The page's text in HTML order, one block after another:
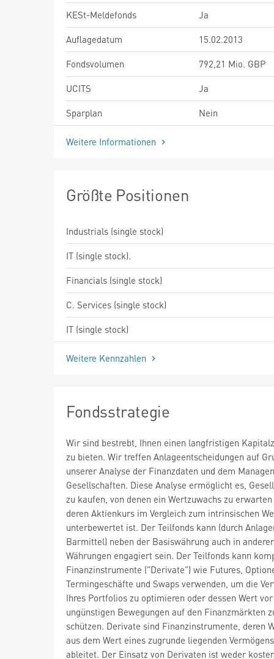
KESt-Meldefonds
Ja
Auflagedatum
15.02.2013
Fondsvolumen
792,21 Mio. GBP
UCITS
Ja
Sparplan
Nein
Weitere Informationen
Größte Positionen
Industrials (single stock)
IT (single stock).
Financials (single stock)
C. Services (single stock)
IT (single stock)
Weitere Kennzahlen
Fondsstrategie
Wir sind bestrebt, Ihnen einen langfristigen
zu bieten. Wir treffen Anlageentscheidungen auf
unserer Analyse der Finanzdaten und dem
Gesellschaften. Diese Analyse ermöglicht es,
zu kaufen, von denen ein Wertzuwachs zu
deren Aktienkurs im Vergleich zum intrinsischen
unterbewertet ist. Der Teilfonds kann (durch
Barmittel) neben der Basiswährung auch in
Währungen engagiert sein. Der Teilfonds kann
Finanzinstrumente ("Derivate") wie Futures,
Termingeschäfte und Swaps verwenden, um die
Ihres Portfolios zu optimieren oder dessen Wert vor
ungünstigen Bewegungen auf den Finanzmärkten
schützen. Derivate sind Finanzinstrumente, deren
aus dem Wert eines zugrunde liegenden
ableitet. Der Einsatz von Derivaten ist weder